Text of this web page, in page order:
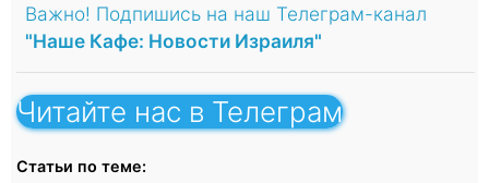
Важно! Подпишись на наш Телеграм-канал
"Наше Кафе: Новости Израиля"
Читайте нас в Телеграм
Статьи по теме: